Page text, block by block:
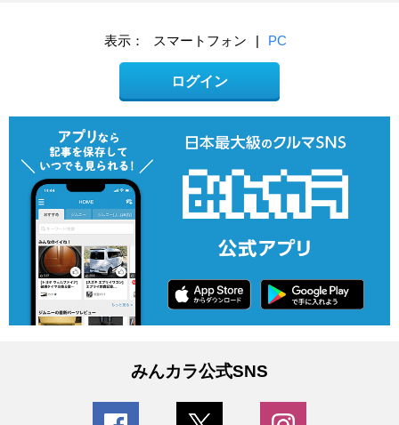
表示： スマートフォン | PC
ログイン
みんカラ公式SNS